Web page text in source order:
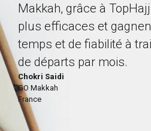
Makkah, grâce à
plus efficaces et
temps et de fiabilité à
de départs par mois.
Chokri Saidi
GO Makkah
France